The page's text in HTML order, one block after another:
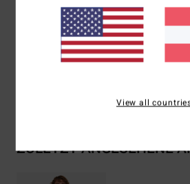
Pigment-Overdye und
Zusammensetzung[Hauptstoff] 100
ZULETZT ANGESEHENE
View all